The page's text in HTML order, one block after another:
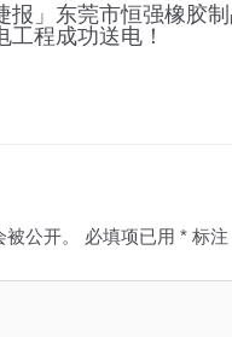
报」东莞市恒强橡胶
工程成功送电！
公开。 必填项已用 * 标注